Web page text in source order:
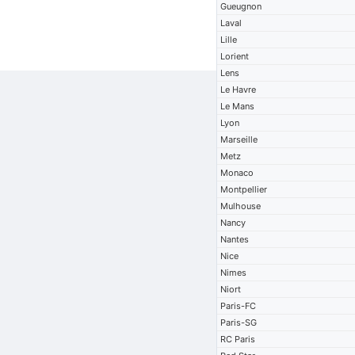
Gueugnon
Laval
Lille
Lorient
Lens
Le Havre
Le Mans
Lyon
Marseille
Metz
Monaco
Montpellier
Mulhouse
Nancy
Nantes
Nice
Nimes
Niort
Paris-FC
Paris-SG
RC Paris